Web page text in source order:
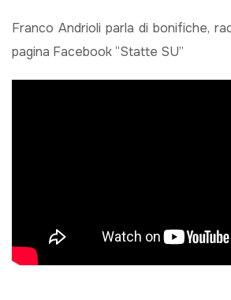
Franco Andrioli parla di bonifiche,
pagina Facebook “Statte SU”